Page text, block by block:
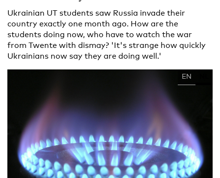
Ukrainian UT students saw Russia invade their
country exactly one month ago. How are the
students doing now, who have to watch the war
from Twente with dismay? 'It's strange how quickly
Ukrainians now say they are doing well.'
EN